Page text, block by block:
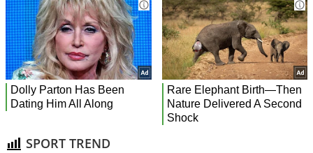
SPORT TREND